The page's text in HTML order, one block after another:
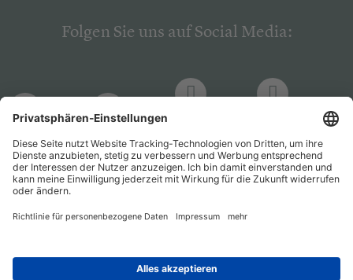
Folgen Sie uns auf Social Media:
PsychJOB PsychJOB
Hogrefe
Verlag
Hogrefe
Verlag